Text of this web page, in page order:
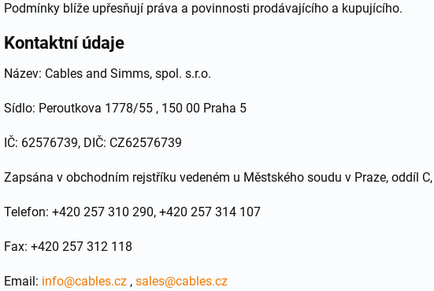
Podmínky blíže upřesňují práva a povinnosti prodávajícího a kupujícího.
Kontaktní údaje
Název: Cables and Simms, spol. s.r.o.
Sídlo: Peroutkova 1778/55 , 150 00 Praha 5
IČ: 62576739, DIČ: CZ62576739
Zapsána v obchodním rejstříku vedeném u Městského soudu v Praze, oddíl
Telefon: +420 257 310 290, +420 257 314 107
Fax: +420 257 312 118
Email: info@cables.cz , sales@cables.cz